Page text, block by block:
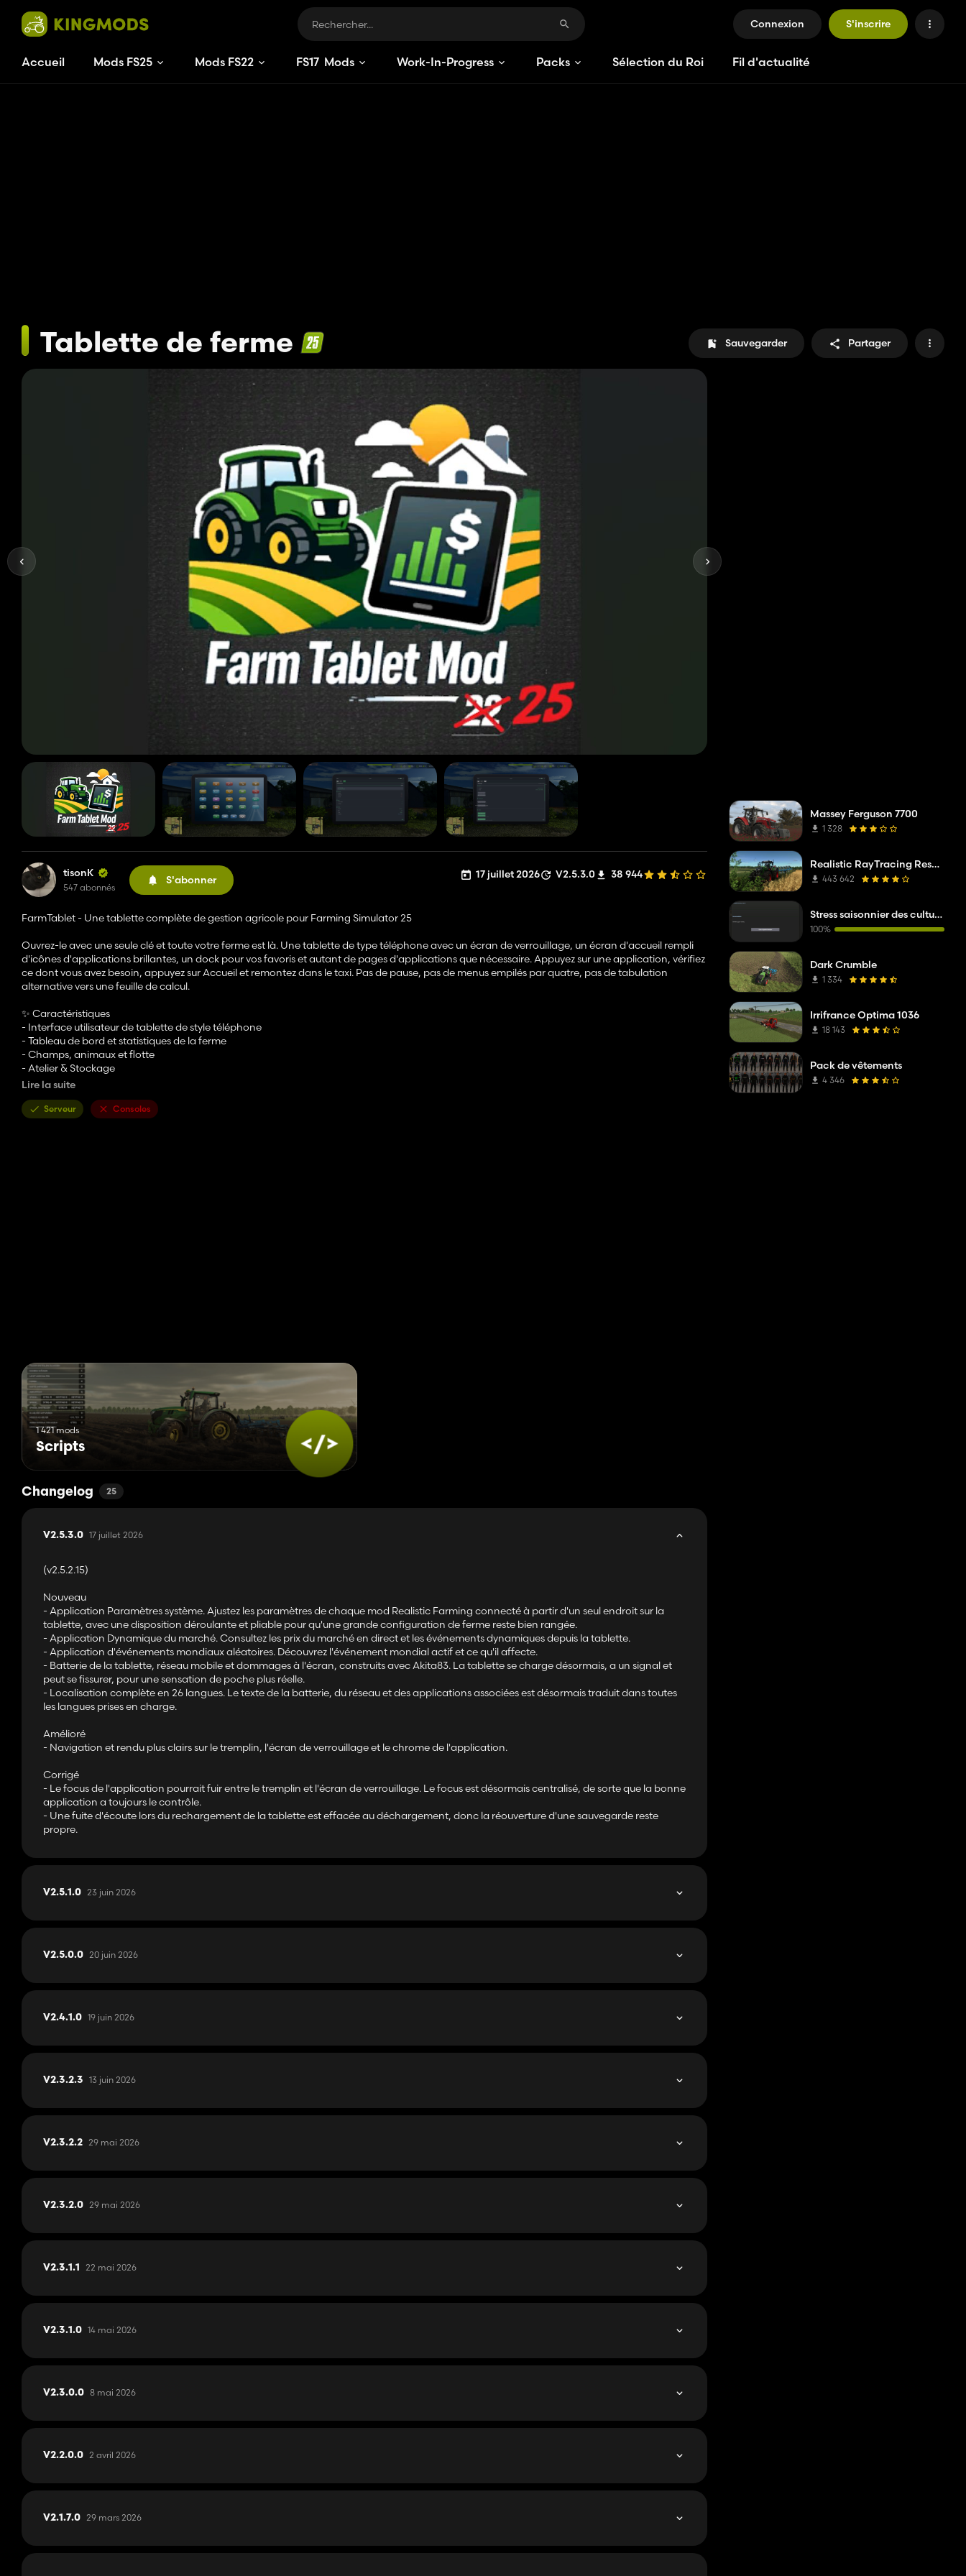
Connexion S'inscrire
Accueil Mods FS25 Mods FS22 FS17 Mods Work-In-Progress Packs Sélection du Roi Fil d'actualité
Tablette de ferme Sauvegarder Partager
tisonK
547 abonnés
S'abonner 17 juillet 2026 V2.5.3.0 38 944
FarmTablet - Une tablette complète de gestion agricole pour Farming Simulator 25
Ouvrez-le avec une seule clé et toute votre ferme est là. Une tablette de type téléphone avec un écran de verrouillage, un écran d'accueil rempli
d'icônes d'applications brillantes, un dock pour vos favoris et autant de pages d'applications que nécessaire. Appuyez sur une application, vérifiez
ce dont vous avez besoin, appuyez sur Accueil et remontez dans le taxi. Pas de pause, pas de menus empilés par quatre, pas de tabulation
alternative vers une feuille de calcul.
✨ Caractéristiques
- Interface utilisateur de tablette de style téléphone
- Tableau de bord et statistiques de la ferme
- Champs, animaux et flotte
- Atelier & Stockage
- Production et contrats
- Entièrement personnalisable
- Multijoueur et 26 langues
Tous droits réservés. Redistribution, copie,
toute modification ou revendication de ce mod comme étant le vôtre est strictement interdite.
Auteur original : TisonK
====================================================================
Lire la suite
Serveur Consoles
1 421 mods
Scripts
Changelog 25
V2.5.3.0 17 juillet 2026
(v2.5.2.15)
Nouveau
- Application Paramètres système. Ajustez les paramètres de chaque mod Realistic Farming connecté à partir d'un seul endroit sur la
tablette, avec une disposition déroulante et pliable pour qu'une grande configuration de ferme reste bien rangée.
- Application Dynamique du marché. Consultez les prix du marché en direct et les événements dynamiques depuis la tablette.
- Application d'événements mondiaux aléatoires. Découvrez l'événement mondial actif et ce qu'il affecte.
- Batterie de la tablette, réseau mobile et dommages à l'écran, construits avec Akita83. La tablette se charge désormais, a un signal et
peut se fissurer, pour une sensation de poche plus réelle.
- Localisation complète en 26 langues. Le texte de la batterie, du réseau et des applications associées est désormais traduit dans toutes
les langues prises en charge.
Amélioré
- Navigation et rendu plus clairs sur le tremplin, l'écran de verrouillage et le chrome de l'application.
Corrigé
- Le focus de l'application pourrait fuir entre le tremplin et l'écran de verrouillage. Le focus est désormais centralisé, de sorte que la bonne
application a toujours le contrôle.
- Une fuite d'écoute lors du rechargement de la tablette est effacée au déchargement, donc la réouverture d'une sauvegarde reste
propre.
V2.5.1.0 23 juin 2026
V2.5.0.0 20 juin 2026
V2.4.1.0 19 juin 2026
V2.3.2.3 13 juin 2026
V2.3.2.2 29 mai 2026
V2.3.2.0 29 mai 2026
V2.3.1.1 22 mai 2026
V2.3.1.0 14 mai 2026
V2.3.0.0 8 mai 2026
V2.2.0.0 2 avril 2026
V2.1.7.0 29 mars 2026
Massey Ferguson 7700
1 328
Realistic RayTracing Reshade Preset
443 642
Stress saisonnier des cultures
100%
Dark Crumble
1 334
Irrifrance Optima 1036
18 143
Pack de vêtements
4 346